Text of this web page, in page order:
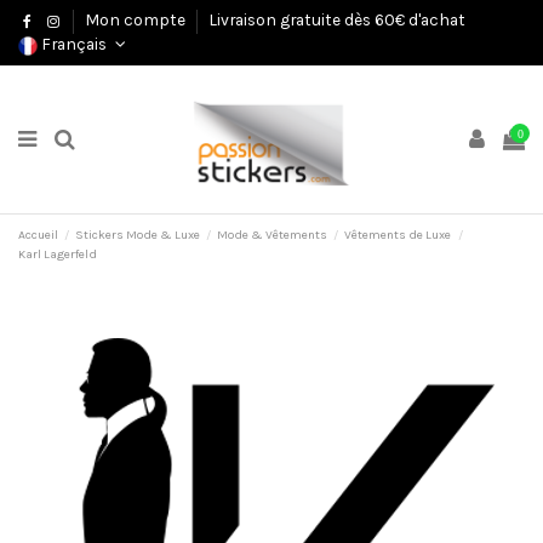
Mon compte
Livraison gratuite dès 60€ d'achat
Français
0
Accueil Stickers Mode & Luxe Mode & Vêtements
Vêtements de Luxe
Karl Lagerfeld